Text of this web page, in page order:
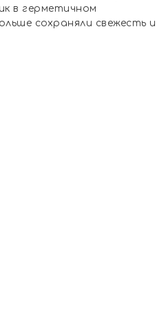
в герметичном
сохраняли свежесть и